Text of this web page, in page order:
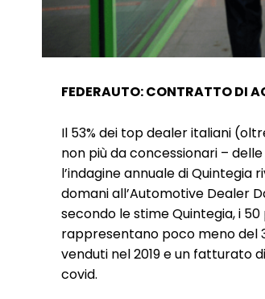
FEDERAUTO: CONTRATTO DI
Il 53% dei top dealer italiani
non più da concessionari –
l’indagine annuale di
domani all’Automotive Dealer
secondo le stime Quintegia, i
rappresentano poco meno del
venduti nel 2019 e un fatturato
covid.